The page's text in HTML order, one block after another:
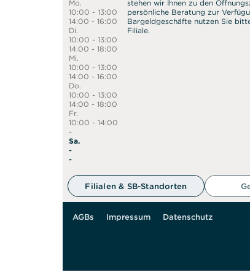
Mo.
10:00 - 13:00
14:00 - 16:00
Di.
10:00 - 13:00
14:00 - 18:00
Mi.
10:00 - 13:00
14:00 - 16:00
Do.
10:00 - 13:00
14:00 - 18:00
Fr.
10:00 - 14:00
-
Sa.
-
-
stehen wir Ihnen zu den
persönliche Beratung zur
Bargeldgeschäfte nutzen Sie
Filiale.
Filialen & SB-Standorten
AGBs Impressum Datenschutz